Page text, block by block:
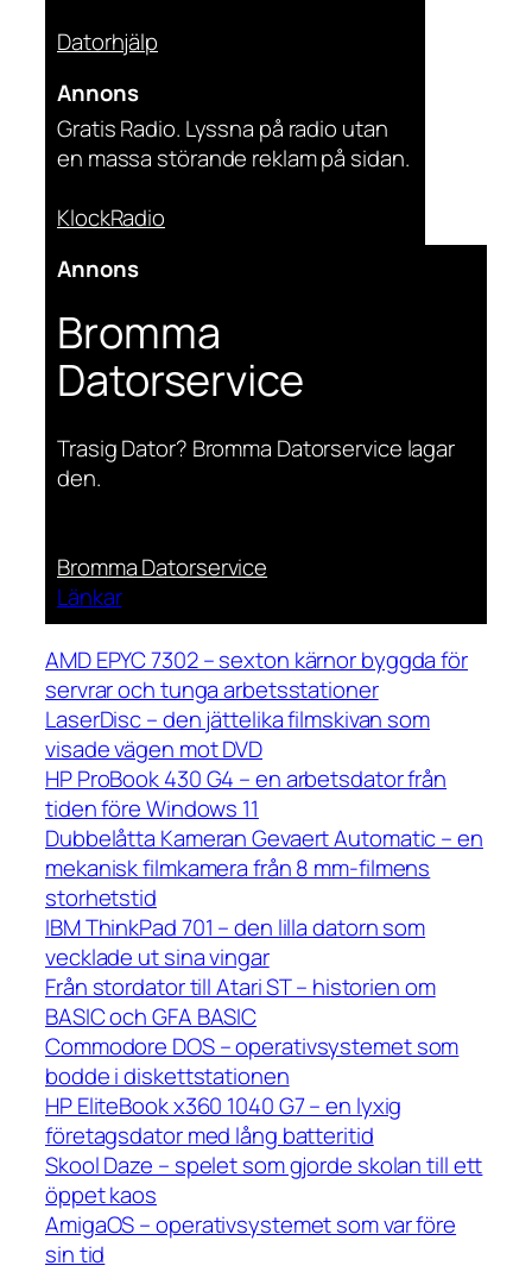
Datorhjälp
Annons
Gratis Radio. Lyssna på radio utan
en massa störande reklam på sidan.
KlockRadio
Annons
Bromma
Datorservice
Trasig Dator? Bromma Datorservice lagar
den.
Bromma Datorservice
Länkar
AMD EPYC 7302 – sexton kärnor byggda för
servrar och tunga arbetsstationer
LaserDisc – den jättelika filmskivan som
visade vägen mot DVD
HP ProBook 430 G4 – en arbetsdator från
tiden före Windows 11
Dubbelåtta Kameran Gevaert Automatic – en
mekanisk filmkamera från 8 mm-filmens
storhetstid
IBM ThinkPad 701 – den lilla datorn som
vecklade ut sina vingar
Från stordator till Atari ST – historien om
BASIC och GFA BASIC
Commodore DOS – operativsystemet som
bodde i diskettstationen
HP EliteBook x360 1040 G7 – en lyxig
företagsdator med lång batteritid
Skool Daze – spelet som gjorde skolan till ett
öppet kaos
AmigaOS – operativsystemet som var före
sin tid